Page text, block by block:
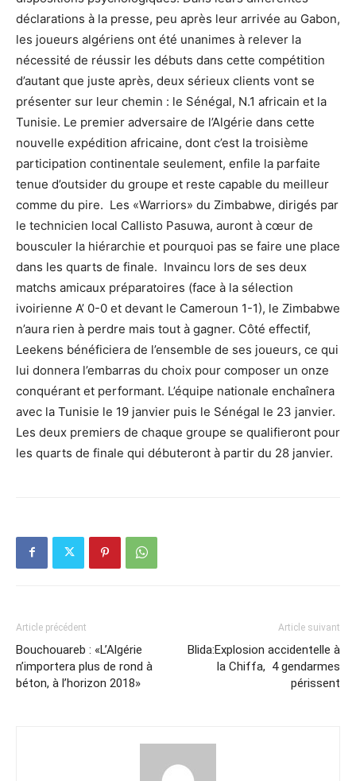
déclarations à la presse, peu après leur arrivée au Gabon,
les joueurs algériens ont été unanimes à relever la
nécessité de réussir les débuts dans cette compétition
d’autant que juste après, deux sérieux clients vont se
présenter sur leur chemin : le Sénégal, N.1 africain et la
Tunisie. Le premier adversaire de l’Algérie dans cette
nouvelle expédition africaine, dont c’est la troisième
participation continentale seulement, enfile la parfaite
tenue d’outsider du groupe et reste capable du meilleur
comme du pire. Les «Warriors» du Zimbabwe, dirigés par
le technicien local Callisto Pasuwa, auront à cœur de
bousculer la hiérarchie et pourquoi pas se faire une place
dans les quarts de finale. Invaincu lors de ses deux
matchs amicaux préparatoires (face à la sélection
ivoirienne A’ 0-0 et devant le Cameroun 1-1), le Zimbabwe
n’aura rien à perdre mais tout à gagner. Côté effectif,
Leekens bénéficiera de l’ensemble de ses joueurs, ce qui
lui donnera l’embarras du choix pour composer un onze
conquérant et performant. L’équipe nationale enchaînera
avec la Tunisie le 19 janvier puis le Sénégal le 23 janvier.
Les deux premiers de chaque groupe se qualifieront pour
les quarts de finale qui débuteront à partir du 28 janvier.
Article précédent
Bouchouareb : «L’Algérie
n’importera plus de rond à
béton, à l’horizon 2018»
Article suivant
Blida:Explosion accidentelle à
la Chiffa, 4 gendarmes
périssent